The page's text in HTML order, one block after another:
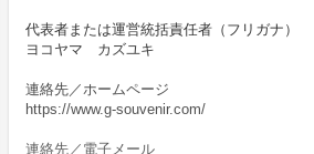
代表者または運営統括責任者（フリガナ）
ヨコヤマ カズユキ
連絡先／ホームページ
https://www.g-souvenir.com/
連絡先／電子メール